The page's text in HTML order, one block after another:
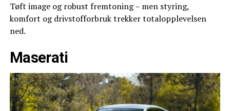
Tøft image og robust fremtoning – men styring,
komfort og drivstofforbruk trekker totalopplevelsen
ned.
Maserati